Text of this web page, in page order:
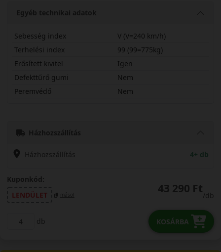
Egyéb technikai adatok
Sebesség index
V (V=240 km/h)
Terhelési index
99 (99=775kg)
Erősített kivitel
Igen
Defekttűrő gumi
Nem
Peremvédő
Nem
Házhozszállítás
Házhozszállítás 4+ db
Kuponkód:
LENDÜLET
másol 43 290 Ft
/db
db KOSÁRBA